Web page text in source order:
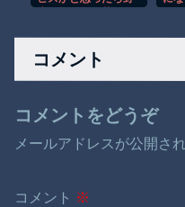
コメント
コメントをどうぞ
メールアドレスが公開さ
コメント ※